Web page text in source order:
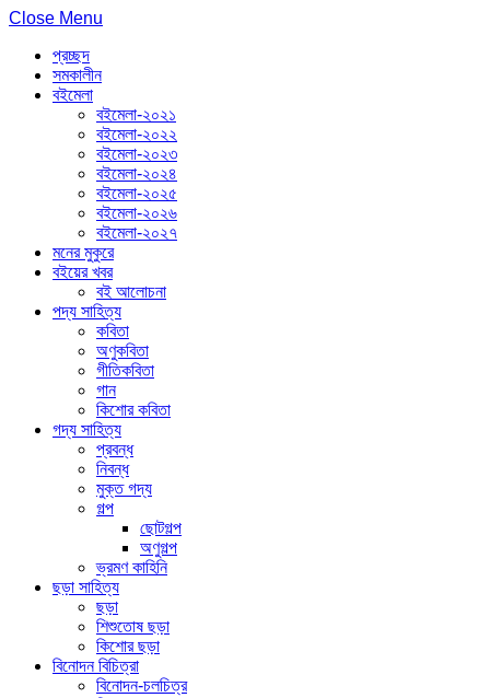
Close Menu
প্রচ্ছদ
সমকালীন
বইমেলা
বইমেলা-২০২১
বইমেলা-২০২২
বইমেলা-২০২৩
বইমেলা-২০২৪
বইমেলা-২০২৫
বইমেলা-২০২৬
বইমেলা-২০২৭
মনের মুকুরে
বইয়ের খবর
বই আলোচনা
পদ্য সাহিত্য
কবিতা
অণুকবিতা
গীতিকবিতা
গান
কিশোর কবিতা
গদ্য সাহিত্য
প্রবন্ধ
নিবন্ধ
মুক্ত গদ্য
গল্প
ছোটগল্প
অণুগল্প
ভ্রমণ কাহিনি
ছড়া সাহিত্য
ছড়া
শিশুতোষ ছড়া
কিশোর ছড়া
বিনোদন বিচিত্রা
বিনোদন-চলচিত্র